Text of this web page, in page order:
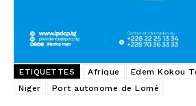
ETIQUETTES Afrique Edem Kokou
Niger
Port autonome de Lomé